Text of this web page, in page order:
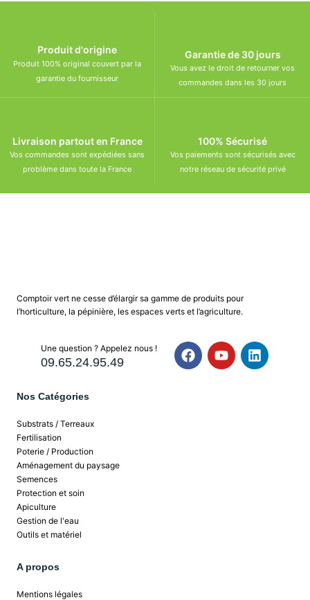
Produit d'origine
Produit 100% original couvert par la
garantie du fournisseur
Garantie de 30 jours
Vous avez le droit de retourner vos
commandes dans les 30 jours
Livraison partout en France
Vos commandes sont expédiées sans
problème dans toute la France
100% Sécurisé
Vos paiements sont sécurisés avec
notre réseau de sécurité privé
Comptoir vert ne cesse d’élargir sa gamme de produits pour
l’horticulture, la pépinière, les espaces verts et l’agriculture.
Une question ? Appelez nous !
09.65.24.95.49
Nos Catégories
Substrats / Terreaux
Fertilisation
Poterie / Production
Aménagement du paysage
Semences
Protection et soin
Apiculture
Gestion de l'eau
Outils et matériel
A propos
Mentions légales